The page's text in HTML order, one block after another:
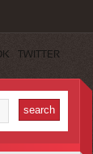
TWITTER